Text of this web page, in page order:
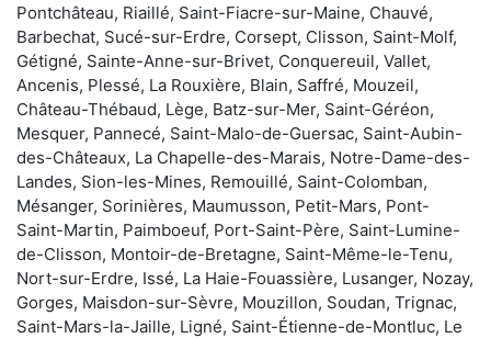
Pontchâteau, Riaillé, Saint-Fiacre-sur-Maine, Chauvé,
Barbechat, Sucé-sur-Erdre, Corsept, Clisson, Saint-Molf,
Gétigné, Sainte-Anne-sur-Brivet, Conquereuil, Vallet,
Ancenis, Plessé, La Rouxière, Blain, Saffré, Mouzeil,
Château-Thébaud, Lège, Batz-sur-Mer, Saint-Géréon,
Mesquer, Pannecé, Saint-Malo-de-Guersac, Saint-Aubin-
des-Châteaux, La Chapelle-des-Marais, Notre-Dame-des-
Landes, Sion-les-Mines, Remouillé, Saint-Colomban,
Mésanger, Sorinières, Maumusson, Petit-Mars, Pont-
Saint-Martin, Paimboeuf, Port-Saint-Père, Saint-Lumine-
de-Clisson, Montoir-de-Bretagne, Saint-Même-le-Tenu,
Nort-sur-Erdre, Issé, La Haie-Fouassière, Lusanger, Nozay,
Gorges, Maisdon-sur-Sèvre, Mouzillon, Soudan, Trignac,
Saint-Mars-la-Jaille, Ligné, Saint-Étienne-de-Montluc, Le